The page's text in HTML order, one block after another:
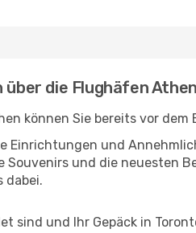
die Flughäfen
können Sie bereits vor
Einrichtungen und
Souvenirs und die neuesten
dabei.
sind und Ihr Gepäck in